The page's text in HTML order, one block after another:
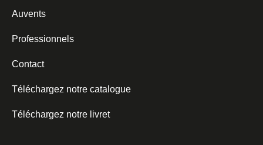
Auvents
Professionnels
Contact
Téléchargez notre catalogue
Téléchargez notre livret